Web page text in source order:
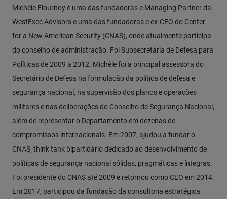
Michèle Flournoy é uma das fundadoras e Managing Partner da
WestExec Advisors e uma das fundadoras e ex-CEO do Center
for a New American Security (CNAS), onde atualmente participa
do conselho de administração. Foi Subsecretária de Defesa para
Políticas de 2009 a 2012. Michèle foi a principal assessora do
Secretário de Defesa na formulação da política de defesa e
segurança nacional, na supervisão dos planos e operações
militares e nas deliberações do Conselho de Segurança Nacional,
além de representar o Departamento em dezenas de
compromissos internacionais. Em 2007, ajudou a fundar o
CNAS, think tank bipartidário dedicado ao desenvolvimento de
políticas de segurança nacional sólidas, pragmáticas e íntegras.
Foi presidente do CNAS até 2009 e retornou como CEO em 2014.
Em 2017, participou da fundação da consultoria estratégica